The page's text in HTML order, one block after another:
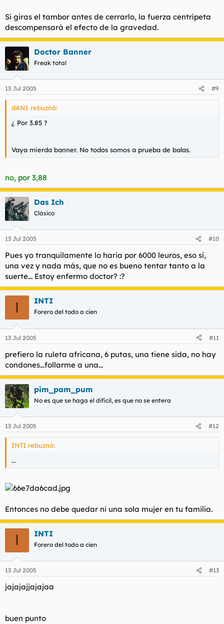
Si giras el tambor antes de cerrarlo, la fuerza centrípeta
descompensará el efecto de la gravedad.
Doctor Banner
Freak total
13 Jul 2005 #9
dAN1 rebuznó:
¿ Por 3.85 ?
Vaya mierda banner. No todos somos a prueba de balas.
no, por 3,88
Das Ich
Clásico
13 Jul 2005 #10
Pues yo tranquilamente lo haria por 6000 leuros, eso si,
una vez y nada más, que no es bueno tentar tanto a la
suerte... Estoy enfermo doctor? :?
I INTI
Forero del todo a cien
13 Jul 2005 #11
prefiero la ruleta africana, 6 putas, una tiene sida, no hay
condones...follarme a una...
pim_pam_pum
No es que se haga el dificil, es que no se entera
13 Jul 2005 #12
INTI rebuznó:
...
Entonces no debe quedar ni una sola mujer en tu familia.
I INTI
Forero del todo a cien
13 Jul 2005 #13
jajajajjajajaa
buen punto